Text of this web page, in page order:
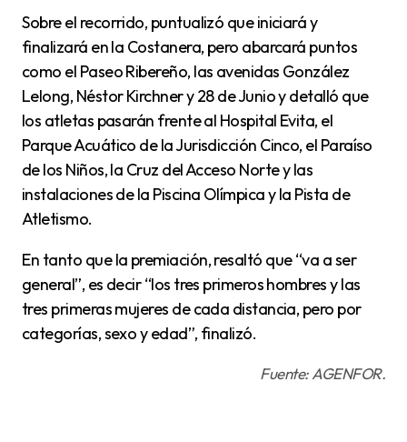
Sobre el recorrido, puntualizó que iniciará y
finalizará en la Costanera, pero abarcará puntos
como el Paseo Ribereño, las avenidas González
Lelong, Néstor Kirchner y 28 de Junio y detalló que
los atletas pasarán frente al Hospital Evita, el
Parque Acuático de la Jurisdicción Cinco, el Paraíso
de los Niños, la Cruz del Acceso Norte y las
instalaciones de la Piscina Olímpica y la Pista de
Atletismo.
En tanto que la premiación, resaltó que “va a ser
general”, es decir “los tres primeros hombres y las
tres primeras mujeres de cada distancia, pero por
categorías, sexo y edad”, finalizó.
Fuente: AGENFOR.